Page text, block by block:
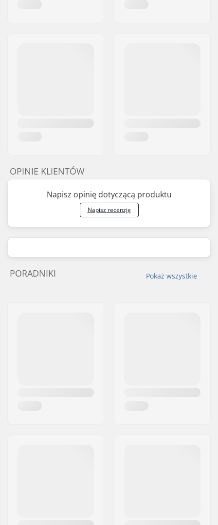
OPINIE KLIENTÓW
Napisz opinię dotyczącą produktu
Napisz recenzję
Pokaż wszystkie
PORADNIKI